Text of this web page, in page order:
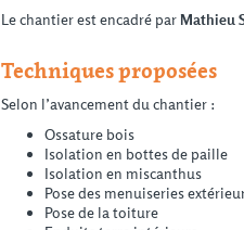
Le chantier est encadré parMathieu
Techniques proposées
Selon l’avancement du chantier :
Ossature bois
Isolation en bottes de paille
Isolation en miscanthus
Pose des menuiseries
Pose de la toiture